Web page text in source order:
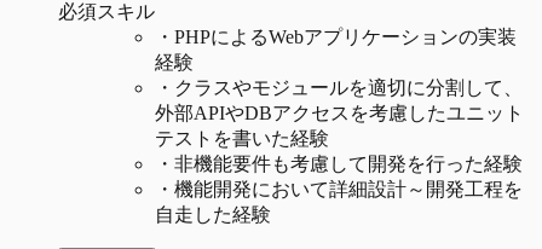
必須スキル
・ PHPによるWebアプリケーションの実装
経験
・ クラスやモジュールを適切に分割して、
外部APIやDBアクセスを考慮したユニット
テストを書いた経験
・ 非機能要件も考慮して開発を行った経験
・ 機能開発において詳細設計～開発工程を
自走した経験